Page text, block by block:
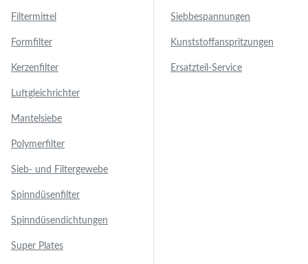
Filtermittel
Formfilter
Kerzenfilter
Luftgleichrichter
Mantelsiebe
Polymerfilter
Sieb- und Filtergewebe
Spinndüsenfilter
Spinndüsendichtungen
Super Plates
Siebbespannungen
Kunststoffanspritzungen
Ersatzteil-Service